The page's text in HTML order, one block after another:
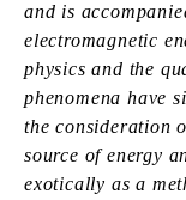
and is
electromagnetic
physics and the
phenomena have
the consideration
source of energy
exotically as a